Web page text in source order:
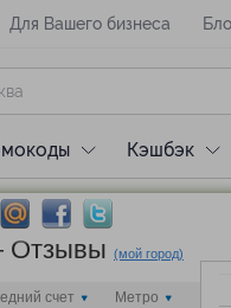
Для Вашего бизнеса
Кэшбэк
Отзывы (мой город)
счет Метро